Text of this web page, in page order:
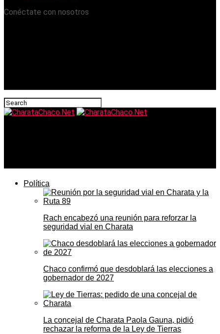
Conéctate con nosotros
Política
Rach encabezó una reunión para reforzar la
seguridad vial en Charata
Chaco confirmó que desdoblará las elecciones a
gobernador de 2027
La concejal de Charata Paola Gauna, pidió
rechazar la reforma de la Ley de Tierras